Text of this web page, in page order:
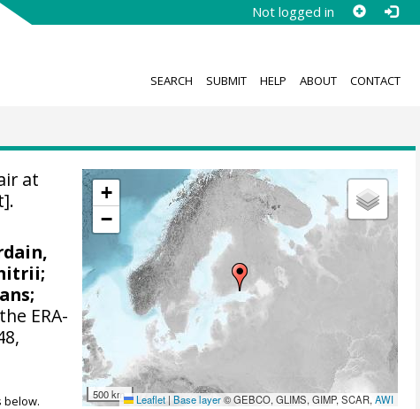
Not logged in
SEARCH SUBMIT HELP ABOUT CONTACT
+
−
500 km Leaflet | Base layer© GEBCO, GLIMS, GIMP, SCAR,AWI
at
;
ERA-
below.